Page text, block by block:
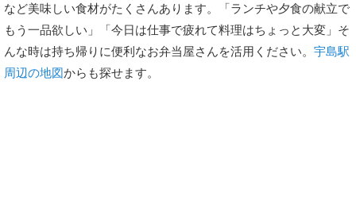
など美味しい食材がたくさんあります。「ランチや夕食の献立で
もう一品欲しい」「今日は仕事で疲れて料理はちょっと大変」そ
んな時は持ち帰りに便利なお弁当屋さんを活用ください。 宇島駅
周辺の地図からも探せます。